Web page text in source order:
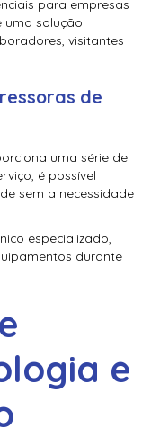
para empresas
uma solução
visitantes
de
uma série de
é possível
sem a necessidade
especializado,
durante
e